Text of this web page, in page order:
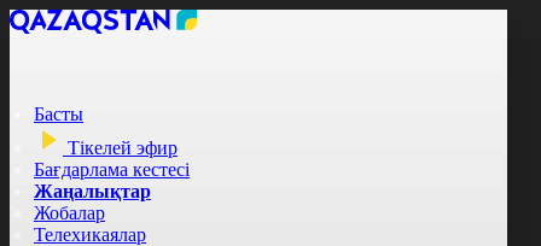
Басты
Тікелей эфир
Бағдарлама кестесі
Жаңалықтар
Жобалар
Телехикаялар